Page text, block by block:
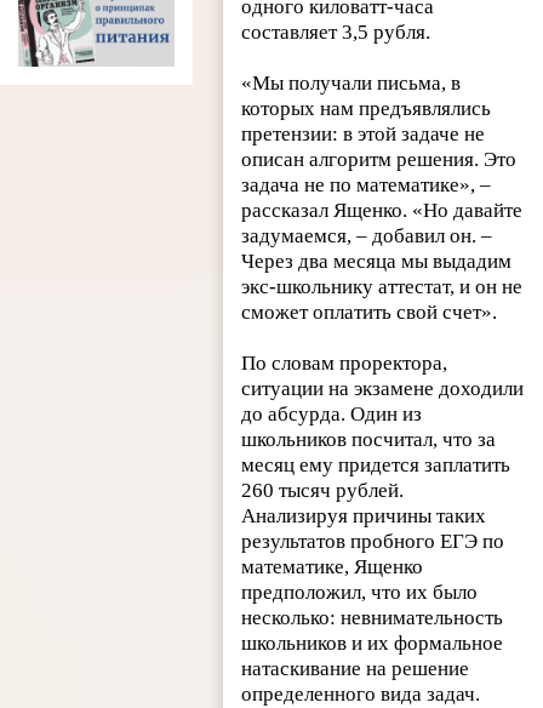
одного киловатт-часа
составляет 3,5 рубля.
«Мы получали письма, в
которых нам предъявлялись
претензии: в этой задаче не
описан алгоритм решения. Это
задача не по математике», –
рассказал Ященко. «Но давайте
задумаемся, – добавил он. –
Через два месяца мы выдадим
экс-школьнику аттестат, и он не
сможет оплатить свой счет».
По словам проректора,
ситуации на экзамене доходили
до абсурда. Один из
школьников посчитал, что за
месяц ему придется заплатить
260 тысяч рублей.
Анализируя причины таких
результатов пробного ЕГЭ по
математике, Ященко
предположил, что их было
несколько: невнимательность
школьников и их формальное
натаскивание на решение
определенного вида задач.